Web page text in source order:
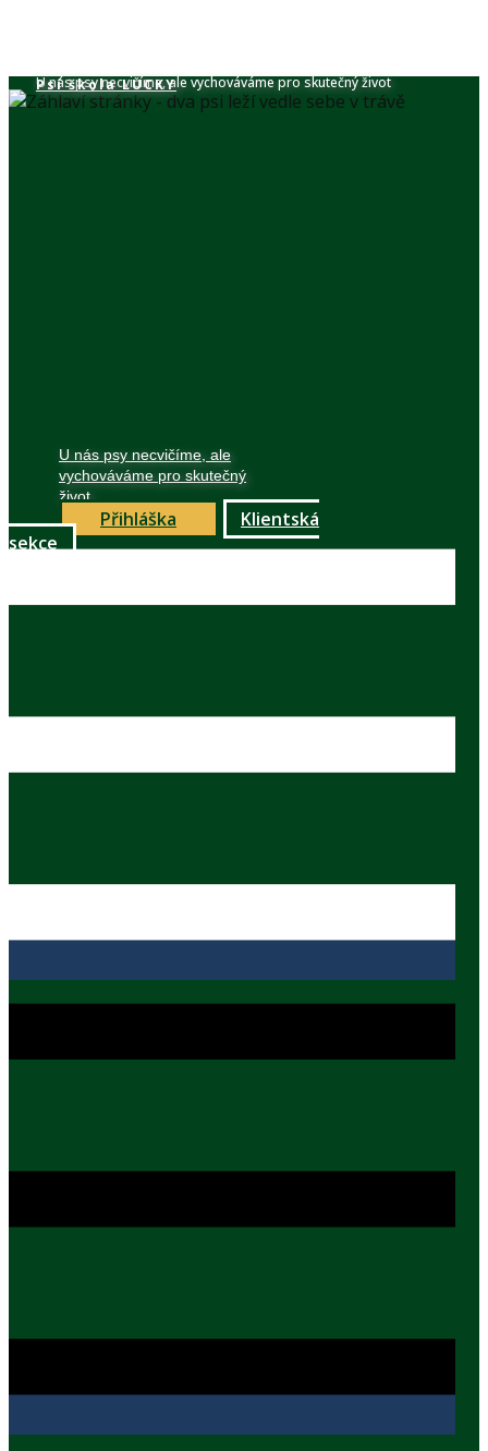
U nás psy necvičíme, ale vychováváme pro skutečný život
Psí škola​ LUCKY
U nás psy necvičíme, ale
vychováváme pro skutečný
život
Přihláška
Klientská
sekce